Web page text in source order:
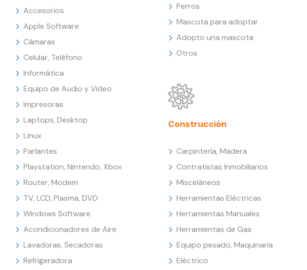
Accesorios
Apple Software
Cámaras
Celular, Teléfono
Informática
Equipo de Audio y Video
Impresoras
Laptops, Desktop
Linux
Parlantes
Playstation, Nintendo, Xbox
Router, Modem
TV, LCD, Plasma, DVD
Windows Software
Acondicionadores de Aire
Lavadoras, Secadoras
Refrigeradora
Perros
Mascota para adoptar
Adopto una mascota
Otros
Construcción
Carpintería, Madera
Contratistas Inmobiliarios
Misceláneos
Herramientas Eléctricas
Herramientas Manuales
Herramientas de Gas
Equipo pesado, Maquinaria
Eléctrico